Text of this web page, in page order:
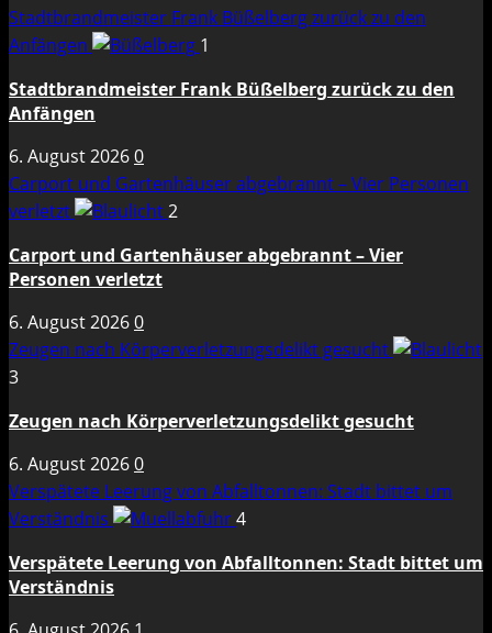
Stadtbrandmeister Frank Büßelberg zurück zu den
Anfängen
1
Stadtbrandmeister Frank Büßelberg zurück zu den
Anfängen
6. August 20260
Carport und Gartenhäuser abgebrannt – Vier Personen
verletzt
2
Carport und Gartenhäuser abgebrannt – Vier
Personen verletzt
6. August 20260
Zeugen nach Körperverletzungsdelikt gesucht
3
Zeugen nach Körperverletzungsdelikt gesucht
6. August 20260
Verspätete Leerung von Abfalltonnen: Stadt bittet um
Verständnis
4
Verspätete Leerung von Abfalltonnen: Stadt bittet um
Verständnis